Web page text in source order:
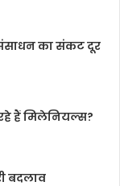
का संकट दूर
हैं मिलेनियल्स?
बदलाव